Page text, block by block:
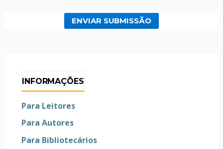
ENVIAR SUBMISSÃO
INFORMAÇÕES
Para Leitores
Para Autores
Para Bibliotecários